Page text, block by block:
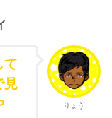
りょう
て
見